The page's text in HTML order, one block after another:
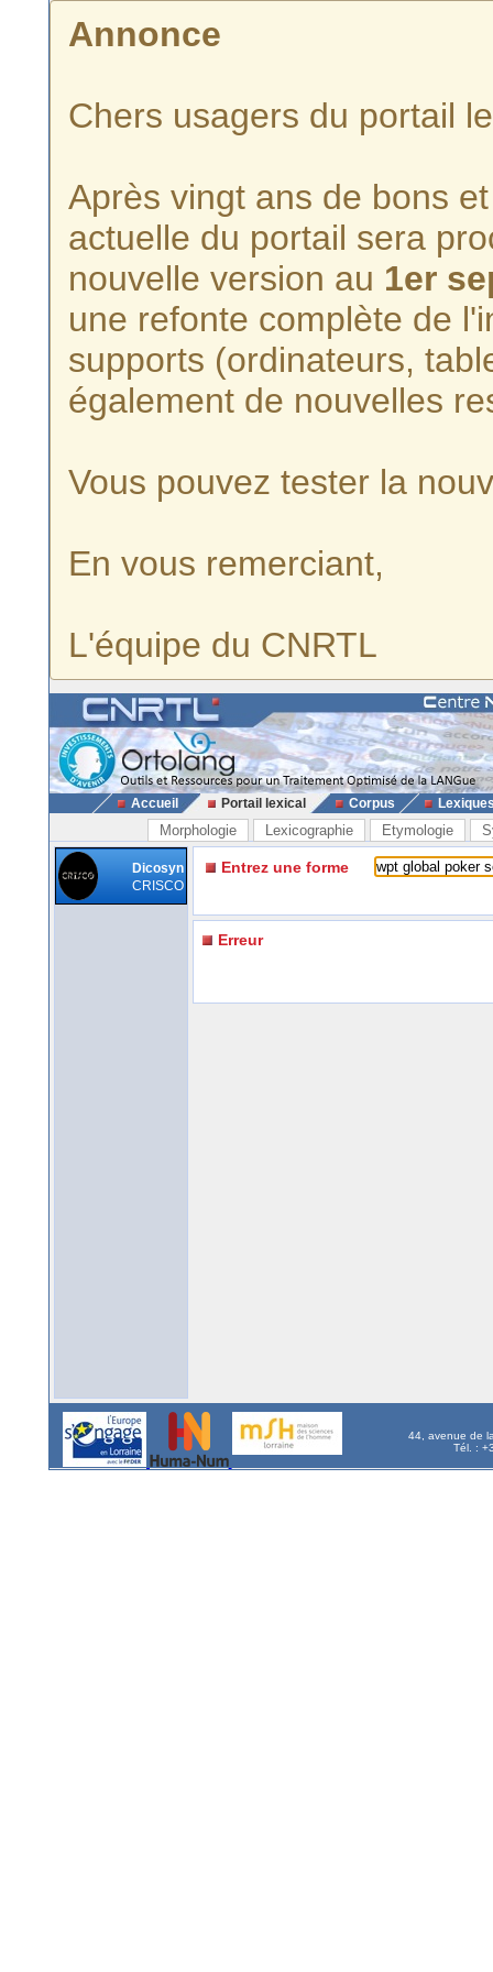
Annonce
Chers usagers du portail
Après vingt ans de bons
actuelle du portail sera
nouvelle version au 1er
une refonte complète de
supports (ordinateurs,
également de nouvelles
Vous pouvez tester la
En vous remerciant,
L'équipe du CNRTL
Accueil Portail lexical Corpus
Morphologie Lexicographie Etymologie
Dicosyn
CRISCO
Entrez une forme
Erreur
44, avenue de
Tél. :